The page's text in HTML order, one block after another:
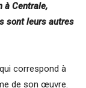
à Centrale,
sont leurs autres
correspond à
de son œuvre.